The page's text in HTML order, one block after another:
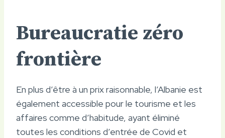
Bureaucratie zéro
frontière
En plus d’être à un prix raisonnable, l’Albanie est
également accessible pour le tourisme et les
affaires comme d’habitude, ayant éliminé
toutes les conditions d’entrée de Covid et